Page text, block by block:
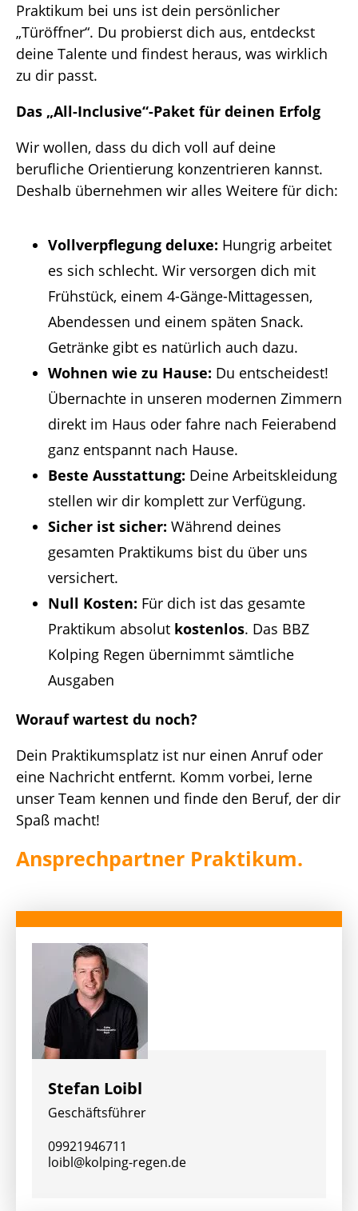
Praktikum bei uns ist dein persönlicher
„Türöffner“. Du probierst dich aus, entdeckst
deine Talente und findest heraus, was wirklich
zu dir passt.
Das „All-Inclusive“-Paket für deinen Erfolg
Wir wollen, dass du dich voll auf deine
berufliche Orientierung konzentrieren kannst.
Deshalb übernehmen wir alles Weitere für dich:
Vollverpflegung deluxe: Hungrig arbeitet
es sich schlecht. Wir versorgen dich mit
Frühstück, einem 4-Gänge-Mittagessen,
Abendessen und einem späten Snack.
Getränke gibt es natürlich auch dazu.
Wohnen wie zu Hause: Du entscheidest!
Übernachte in unseren modernen Zimmern
direkt im Haus oder fahre nach Feierabend
ganz entspannt nach Hause.
Beste Ausstattung: Deine Arbeitskleidung
stellen wir dir komplett zur Verfügung.
Sicher ist sicher: Während deines
gesamten Praktikums bist du über uns
versichert.
Null Kosten: Für dich ist das gesamte
Praktikum absolut kostenlos. Das BBZ
Kolping Regen übernimmt sämtliche
Ausgaben
Worauf wartest du noch?
Dein Praktikumsplatz ist nur einen Anruf oder
eine Nachricht entfernt. Komm vorbei, lerne
unser Team kennen und finde den Beruf, der dir
Spaß macht!
Ansprechpartner Praktikum.
Stefan Loibl
Geschäftsführer
09921946711
loibl@kolping-regen.de